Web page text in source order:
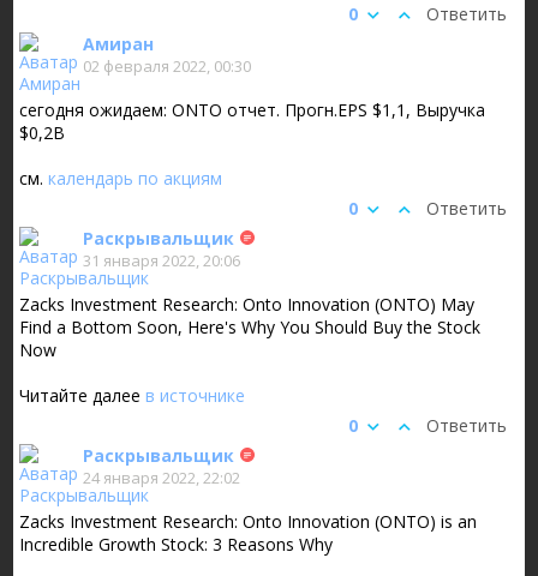
Ответить
0
Амиран
02 февраля 2022, 00:30
сегодня ожидаем: ONTO отчет. Прогн.EPS $1,1, Выручка
$0,2B
см.календарь по акциям
Ответить
0
Раскрывальщик
31 января 2022, 20:06
Zacks Investment Research: Onto Innovation (ONTO) May
Find a Bottom Soon, Here's Why You Should Buy the Stock
Now
Читайте далеев источнике
Ответить
0
Раскрывальщик
24 января 2022, 22:02
Zacks Investment Research: Onto Innovation (ONTO) is an
Incredible Growth Stock: 3 Reasons Why